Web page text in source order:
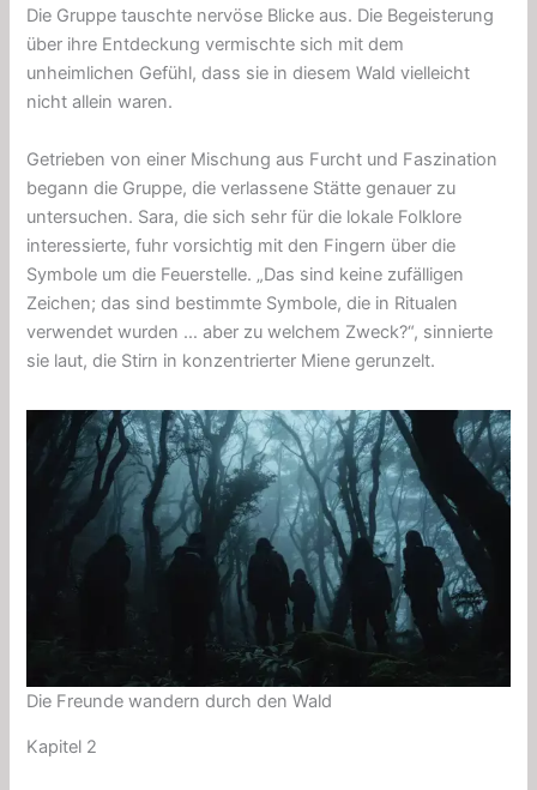
Die Gruppe tauschte nervöse Blicke aus. Die Begeisterung
über ihre Entdeckung vermischte sich mit dem
unheimlichen Gefühl, dass sie in diesem Wald vielleicht
nicht allein waren.
Getrieben von einer Mischung aus Furcht und Faszination
begann die Gruppe, die verlassene Stätte genauer zu
untersuchen. Sara, die sich sehr für die lokale Folklore
interessierte, fuhr vorsichtig mit den Fingern über die
Symbole um die Feuerstelle. „Das sind keine zufälligen
Zeichen; das sind bestimmte Symbole, die in Ritualen
verwendet wurden … aber zu welchem ​​Zweck?“, sinnierte
sie laut, die Stirn in konzentrierter Miene gerunzelt.
Die Freunde wandern durch den Wald
Kapitel 2